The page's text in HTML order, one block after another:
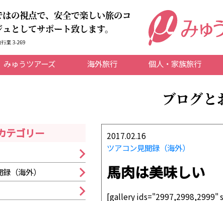
の視点で、安全で楽しい旅のコ
としてサポート致します。
みゅうツアーズ 海外旅行 個人・家族旅行
ブログと
2017.02.16
ツアコン見聞録（海外）
馬肉は美味しい
[gallery ids="2997,2998,2999"
テゴリー
（海外）